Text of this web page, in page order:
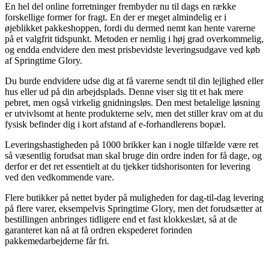
En hel del online forretninger frembyder nu til dags en række
forskellige former for fragt. En der er meget almindelig er i
øjeblikket pakkeshoppen, fordi du dermed nemt kan hente varerne
på et valgfrit tidspunkt. Metoden er nemlig i høj grad overkommelig,
og endda endvidere den mest prisbevidste leveringsudgave ved køb
af Springtime Glory.
Du burde endvidere udse dig at få varerne sendt til din lejlighed eller
hus eller ud på din arbejdsplads. Denne viser sig tit et hak mere
pebret, men også virkelig gnidningsløs. Den mest betalelige løsning
er utvivlsomt at hente produkterne selv, men det stiller krav om at du
fysisk befinder dig i kort afstand af e-forhandlerens bopæl.
Leveringshastigheden på 1000 brikker kan i nogle tilfælde være ret
så væsentlig forudsat man skal bruge din ordre inden for få dage, og
derfor er det ret essentielt at du tjekker tidshorisonten for levering
ved den vedkommende vare.
Flere butikker på nettet byder på muligheden for dag-til-dag levering
på flere varer, eksempelvis Springtime Glory, men det forudsætter at
bestillingen anbringes tidligere end et fast klokkeslæt, så at de
garanteret kan nå at få ordren ekspederet forinden
pakkemedarbejderne får fri.